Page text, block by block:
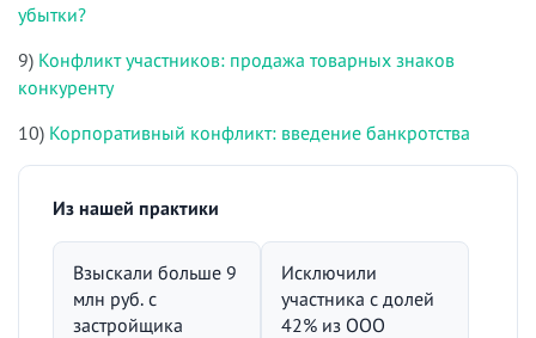
убытки?
9) Конфликт участников: продажа товарных знаков
конкуренту
10) Корпоративный конфликт: введение банкротства
Из нашей практики
Взыскали больше 9
млн руб. с
застройщика
Исключили
участника с долей
42% из ООО